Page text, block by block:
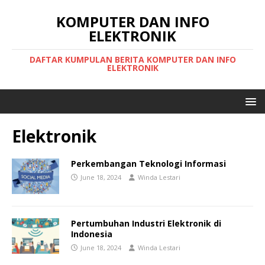
KOMPUTER DAN INFO
ELEKTRONIK
DAFTAR KUMPULAN BERITA KOMPUTER DAN INFO
ELEKTRONIK
Elektronik
Perkembangan Teknologi Informasi
June 18, 2024 Winda Lestari
Pertumbuhan Industri Elektronik di
Indonesia
June 18, 2024 Winda Lestari